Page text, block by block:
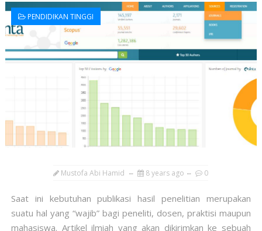
PENDIDIKAN TINGGI
Mustofa Abi Hamid 8 years ago 0
Saat ini kebutuhan publikasi hasil penelitian merupakan
suatu hal yang “wajib” bagi peneliti, dosen, praktisi maupun
mahasiswa. Artikel ilmiah yang akan dikirimkan ke sebuah